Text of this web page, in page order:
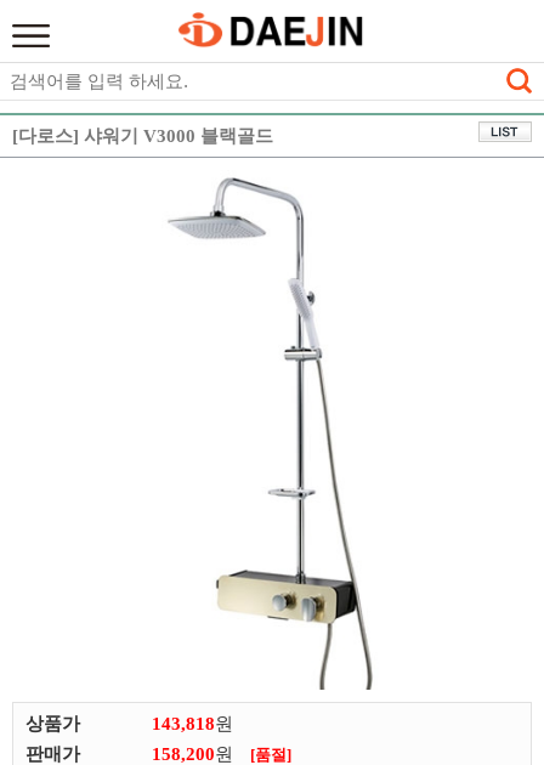
[다로스] 샤워기 V3000 블랙골드
상품가 143,818원
판매가
158,200원 [품절]